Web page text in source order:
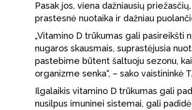
Pasak jos, viena dažniausių
prastesnė nuotaika ir dažniau
„Vitamino D trūkumas gali pasireikšti
nugaros skausmais, suprastėjusia
pastebime būtent šaltuoju sezonu,
organizme senka“, – sako vaistininkė
Ilgalaikis vitamino D trūkumas gali
nusilpus imuninei sistemai, gali